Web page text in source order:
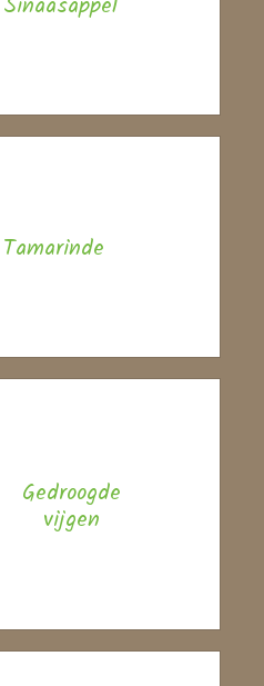
Tamarinde
Gedroogde
vijgen